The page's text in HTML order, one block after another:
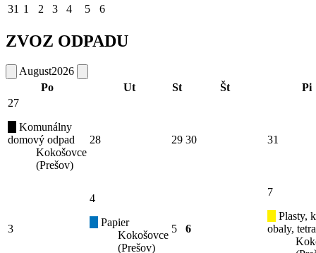
31 1 2 3 4 5 6
ZVOZ ODPADU
August2026
Po
Ut St Št
Pi
27
Komunálny
domový odpad
Kokošovce
(Prešov)
28 29 30 31
3
4
Papier
Kokošovce
(Prešov)
5 6
7
Plasty,
obaly,